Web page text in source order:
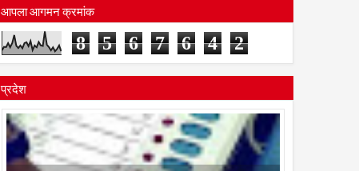
आपला आगमन क्रमांक
8 5 6 7 6 4 2
प्रदेश